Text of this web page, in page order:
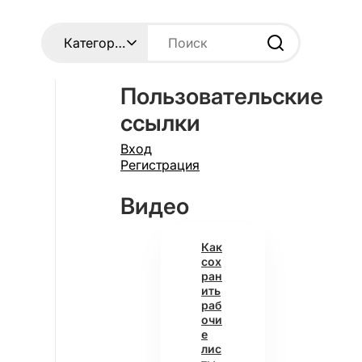
Пользовательские
ссылки
Вход
Регистрация
Видео
Как
сох
ран
ить
раб
очи
е
лис